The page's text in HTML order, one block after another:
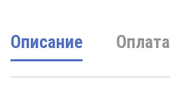
Описание Оплата